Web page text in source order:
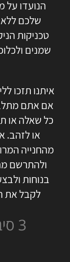
הנועדו על
שלכם ללא
טכניקות
שמנים
איתנו תזכו
אם אתם
כל שאלה או
או לזהב.
מהחנייה
ולהתרשם
בנוחות
לקבל את
3 סיבות למה לבחור בנו